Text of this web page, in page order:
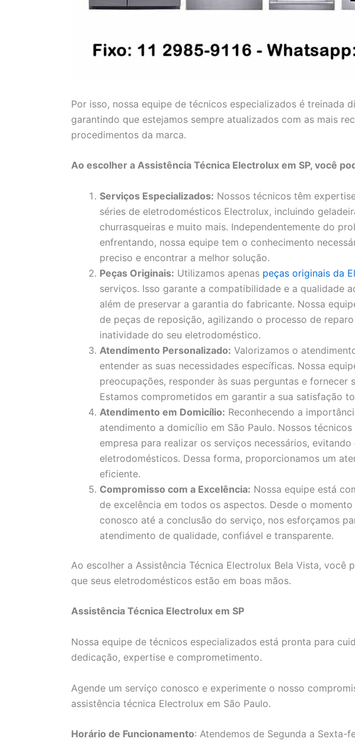
Por isso, nossa equipe de técnicos especializados é treinada
garantindo que estejamos sempre atualizados com as mais
procedimentos da marca.
Ao escolher a Assistência Técnica Electrolux em SP, você
Serviços Especializados: Nossos técnicos têm
séries de eletrodomésticos Electrolux, incluindo
churrasqueiras e muito mais. Independentemente do
enfrentando, nossa equipe tem o conhecimento
preciso e encontrar a melhor solução.
Peças Originais: Utilizamos apenas peças originais da
serviços. Isso garante a compatibilidade e a qualidade
além de preservar a garantia do fabricante. Nossa
de peças de reposição, agilizando o processo de
inatividade do seu eletrodoméstico.
Atendimento Personalizado: Valorizamos o
entender as suas necessidades específicas. Nossa
preocupações, responder às suas perguntas e fornecer
Estamos comprometidos em garantir a sua satisfação
Atendimento em Domicílio: Reconhecendo a
atendimento a domicílio em São Paulo. Nossos
empresa para realizar os serviços necessários,
eletrodomésticos. Dessa forma, proporcionamos um
eficiente.
Compromisso com a Excelência: Nossa equipe está
de excelência em todos os aspectos. Desde o
conosco até a conclusão do serviço, nos esforçamos
atendimento de qualidade, confiável e transparente.
Ao escolher a Assistência Técnica Electrolux Bela Vista, você
que seus eletrodomésticos estão em boas mãos.
Assistência Técnica Electrolux em SP
Nossa equipe de técnicos especializados está pronta para
dedicação, expertise e comprometimento.
Agende um serviço conosco e experimente o nosso
assistência técnica Electrolux em São Paulo.
Horário de Funcionamento: Atendemos de Segunda a Sexta-